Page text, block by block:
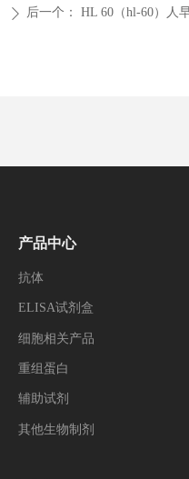
ꄲ 后一个： HL 60（hl-60）人
产品中心
抗体
ELISA试剂盒
细胞相关产品
重组蛋白
辅助试剂
其他生物制剂